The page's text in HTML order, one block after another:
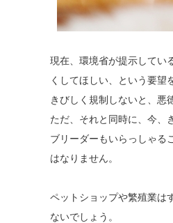
現在、環境省が提示してい
くしてほしい、という要望
きびしく規制しないと、悪
ただ、それと同時に、今、
ブリーダーもいらっしゃるこ
はなりません。
ペットショップや繁殖業は
ないでしょう。